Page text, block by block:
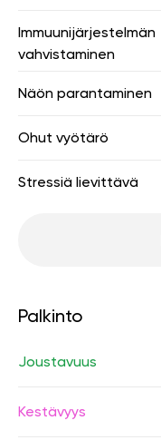
Immuunijärjestelmän
vahvistaminen
Näön parantaminen
Ohut vyötärö
Stressiä lievittävä
Palkinto
Joustavuus
Kestävyys